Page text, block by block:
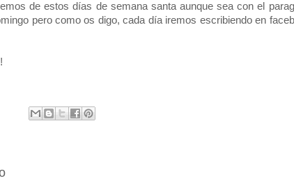
de estos días de semana santa aunque sea con el
pero como os digo, cada día iremos escribiendo en